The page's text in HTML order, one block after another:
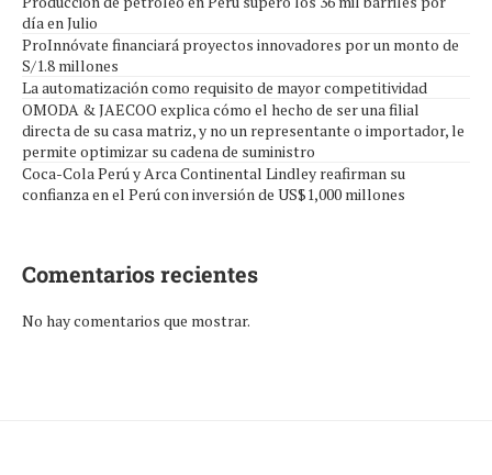
día en Julio
ProInnóvate financiará proyectos innovadores por un monto de
S/1.8 millones
La automatización como requisito de mayor competitividad
OMODA & JAECOO explica cómo el hecho de ser una filial
directa de su casa matriz, y no un representante o importador, le
permite optimizar su cadena de suministro
Coca-Cola Perú y Arca Continental Lindley reafirman su
confianza en el Perú con inversión de US$1,000 millones
Comentarios recientes
No hay comentarios que mostrar.